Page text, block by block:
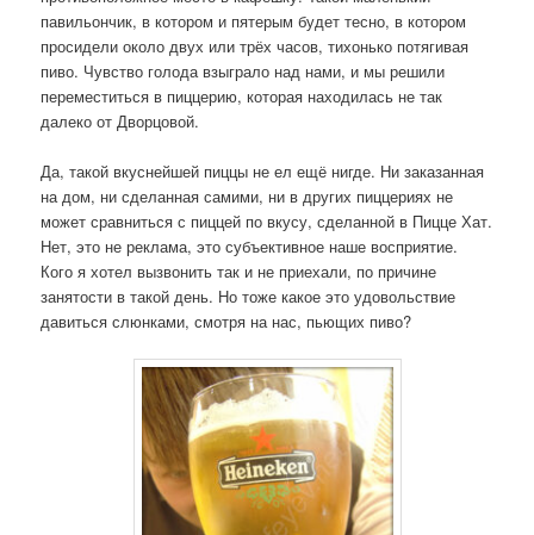
павильончик, в котором и пятерым будет тесно, в котором
просидели около двух или трёх часов, тихонько потягивая
пиво. Чувство голода взыграло над нами, и мы решили
переместиться в пиццерию, которая находилась не так
далеко от Дворцовой.
Да, такой вкуснейшей пиццы не ел ещё нигде. Ни заказанная
на дом, ни сделанная самими, ни в других пиццериях не
может сравниться с пиццей по вкусу, сделанной в Пицце Хат.
Нет, это не реклама, это субъективное наше восприятие.
Кого я хотел вызвонить так и не приехали, по причине
занятости в такой день. Но тоже какое это удовольствие
давиться слюнками, смотря на нас, пьющих пиво?